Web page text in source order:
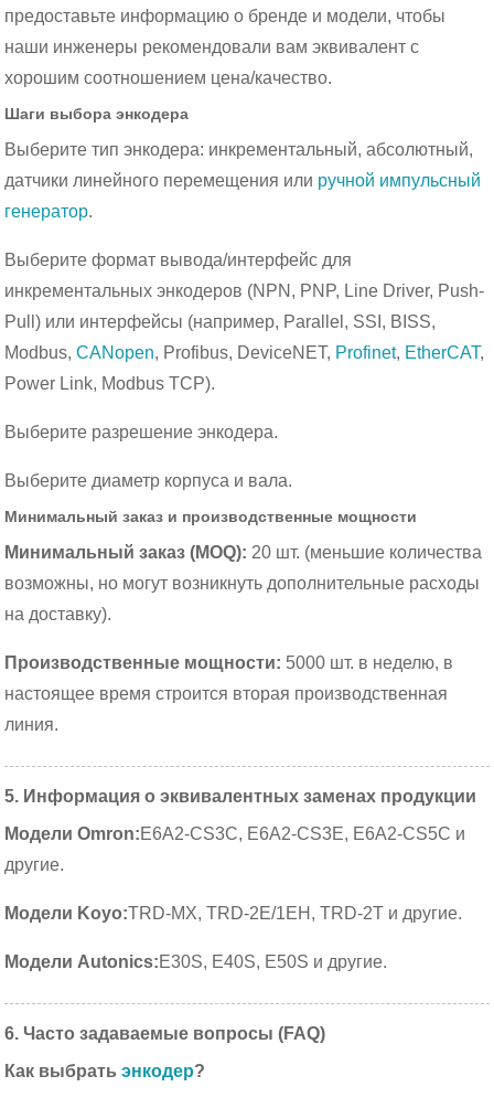
предоставьте информацию о бренде и модели, чтобы
наши инженеры рекомендовали вам эквивалент с
хорошим соотношением цена/качество.
Шаги выбора энкодера
Выберите тип энкодера: инкрементальный, абсолютный,
датчики линейного перемещения или ручной импульсный
генератор.
Выберите формат вывода/интерфейс для
инкрементальных энкодеров (NPN, PNP, Line Driver, Push-
Pull) или интерфейсы (например, Parallel, SSI, BISS,
Modbus,CANopen, Profibus, DeviceNET, Profinet, EtherCAT,
Power Link, Modbus TCP).
Выберите разрешение энкодера.
Выберите диаметр корпуса и вала.
Минимальный заказ и производственные мощности
Минимальный заказ (MOQ): 20 шт. (меньшие количества
возможны, но могут возникнуть дополнительные расходы
на доставку).
Производственные мощности: 5000 шт. в неделю, в
настоящее время строится вторая производственная
линия.
5. Информация о эквивалентных заменах продукции
Модели Omron:E6A2-CS3C, E6A2-CS3E, E6A2-CS5C и
другие.
Модели Koyo:TRD-MX, TRD-2E/1EH, TRD-2T и другие.
Модели Autonics:E30S, E40S, E50S и другие.
6. Часто задаваемые вопросы (FAQ)
Как выбратьэнкодер?